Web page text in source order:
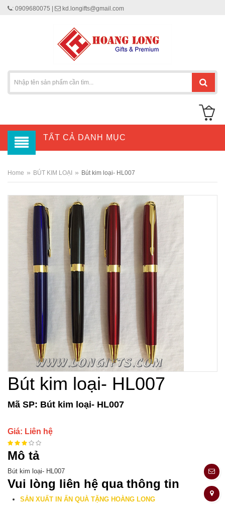
: 0909680075 | kd.longifts@gmail.com
TẤT CẢ DANH MỤC
Home » BÚT KIM LOẠI » Bút kim loại- HL007
Bút kim loại- HL007
Mã SP: Bút kim loại- HL007
Giá: Liên hệ
Mô tả
Bút kim loại- HL007
Vui lòng liên hệ qua thông tin
SẢN XUẤT IN ẤN QUÀ TẶNG HOÀNG LONG